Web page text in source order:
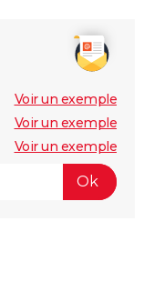
Voir un exemple
Voir un exemple
Voir un exemple